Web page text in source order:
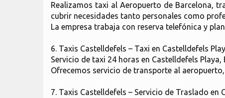
Realizamos taxi al Aeropuerto de Barcelona,
cubrir necesidades tanto personales como
La empresa trabaja con reserva telefónica y
6. Taxis Castelldefels – Taxi en Castelldefels
Servicio de taxi 24 horas en Castelldefels
Ofrecemos servicio de transporte al
7. Taxis Castelldefels – Servicio de Traslado en